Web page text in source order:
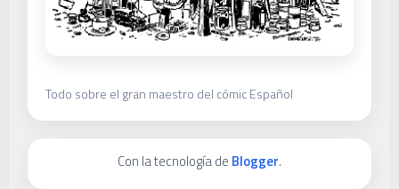
Todo sobre el gran maestro del cómic Español
Con la tecnología de Blogger.